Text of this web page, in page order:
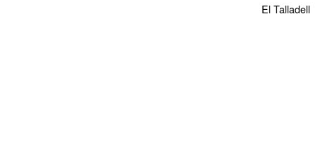
El Talladell